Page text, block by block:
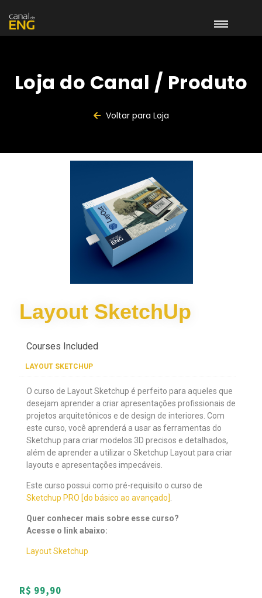
Loja do Canal / Produto
Voltar para Loja
Layout SketchUp
Courses Included
LAYOUT SKETCHUP
O curso de Layout Sketchup é perfeito para aqueles que
desejam aprender a criar apresentações profissionais de
projetos arquitetônicos e de design de interiores. Com
este curso, você aprenderá a usar as ferramentas do
Sketchup para criar modelos 3D precisos e detalhados,
além de aprender a utilizar o Sketchup Layout para criar
layouts e apresentações impecáveis.
Este curso possui como pré-requisito o curso de
Sketchup PRO [do básico ao avançado].
Quer conhecer mais sobre esse curso?
Acesse o link abaixo:
Layout Sketchup
R$ 99,90